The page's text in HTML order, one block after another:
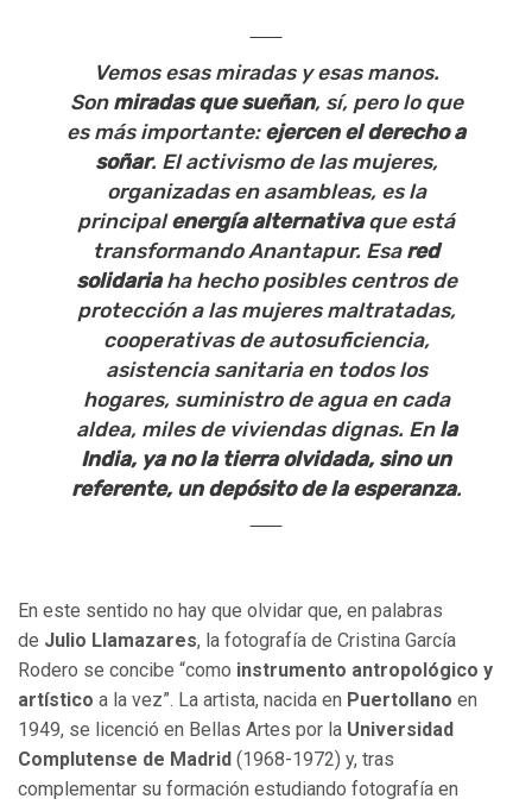
Vemos esas miradas y esas manos.
Son miradas que sueñan, sí, pero lo que
es más importante: ejercen el derecho a
soñar. El activismo de las mujeres,
organizadas en asambleas, es la
principalenergía alternativaque está
transformando Anantapur. Esa red
solidariaha hecho posibles centros de
protección a las mujeres maltratadas,
cooperativas de autosuficiencia,
asistencia sanitaria en todos los
hogares, suministro de agua en cada
aldea, miles de viviendas dignas. En la
India, ya no la tierra olvidada, sino un
referente, un depósito de la esperanza.
En este sentido no hay que olvidar que, en palabras
de Julio Llamazares, la fotografía de Cristina García
Rodero se concibe “como instrumento antropológico y
artístico a la vez”. La artista, nacida en Puertollano en
1949, se licenció en Bellas Artes por la Universidad
Complutense de Madrid (1968-1972) y, tras
complementar su formación estudiando fotografía en